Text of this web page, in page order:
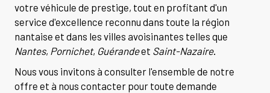
votre véhicule de prestige, tout en profitant d'un
service d'excellence reconnu dans toute la région
nantaise et dans les villes avoisinantes telles que
Nantes, Pornichet, Guérandeet Saint-Nazaire.
Nous vous invitons à consulter l'ensemble de notre
offre et à nous contacter pour toute demande